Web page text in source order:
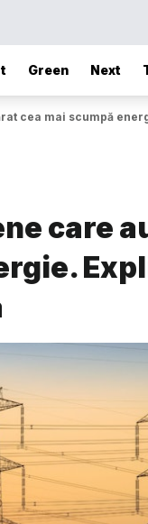
Green Next
cea mai scumpă
care